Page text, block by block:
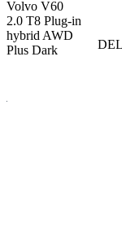
Volvo V60
2.0 T8 Plug-in
hybrid AWD
Plus Dark